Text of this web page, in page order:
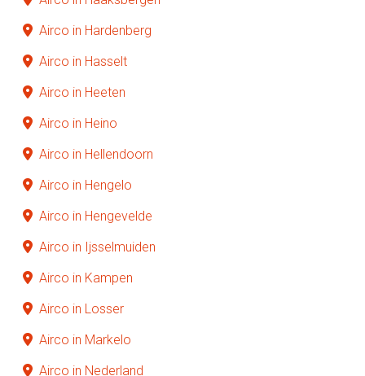
Airco in Hardenberg
Airco in Hasselt
Airco in Heeten
Airco in Heino
Airco in Hellendoorn
Airco in Hengelo
Airco in Hengevelde
Airco in Ijsselmuiden
Airco in Kampen
Airco in Losser
Airco in Markelo
Airco in Nederland